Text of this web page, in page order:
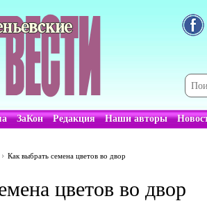
ЗаКон Редакция Наши авторы
Как выбрать семена цветов во двор
цветов во двор